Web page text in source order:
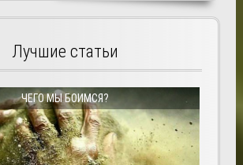
Лучшие статьи
ЧЕГО МЫ БОИМСЯ?